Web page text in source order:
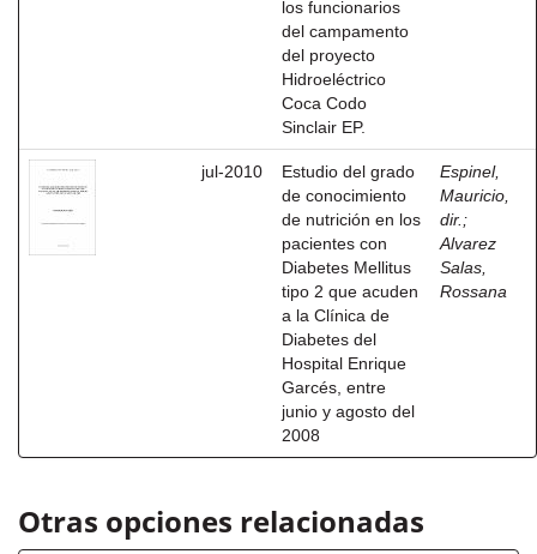
los funcionarios
del campamento
del proyecto
Hidroeléctrico
Coca Codo
Sinclair EP.
jul-2010
Estudio del grado
de conocimiento
de nutrición en los
pacientes con
Diabetes Mellitus
tipo 2 que acuden
a la Clínica de
Diabetes del
Hospital Enrique
Garcés, entre
junio y agosto del
2008
Espinel,
Mauricio,
dir. ;
Alvarez
Salas,
Rossana
Otras opciones relacionadas